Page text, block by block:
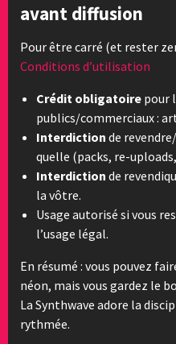
avant diffusion
Pour être carré (et rester
Conditions d’utilisation
Crédit obligatoire pour
publics/commerciaux :
Interdiction de
quelle (packs, re-
Interdiction de
la vôtre.
Usage autorisé si vous
l’usage légal.
En résumé : vous pouvez
néon, mais vous gardez le
La Synthwave adore la
rythmée.